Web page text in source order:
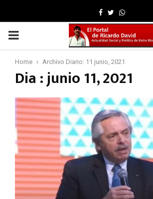
Facebook
TwitterWhatsapp
PRIMARY
MENU
Home Archivo Diario: 11 junio, 2021
Dia : junio 11, 2021